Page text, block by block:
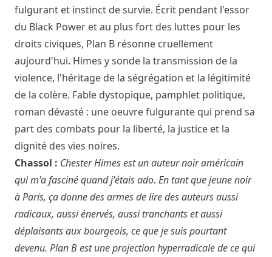
fulgurant et instinct de survie. Écrit pendant l'essor
du Black Power et au plus fort des luttes pour les
droits civiques, Plan B résonne cruellement
aujourd'hui. Himes y sonde la transmission de la
violence, l'héritage de la ségrégation et la légitimité
de la colère. Fable dystopique, pamphlet politique,
roman dévasté : une oeuvre fulgurante qui prend sa
part des combats pour la liberté, la justice et la
dignité des vies noires.
Chassol : Chester Himes est un auteur noir américain
qui m'a fasciné quand j'étais ado. En tant que jeune noir
à Paris, ça donne des armes de lire des auteurs aussi
radicaux, aussi énervés, aussi tranchants et aussi
déplaisants aux bourgeois, ce que je suis pourtant
devenu. Plan B est une projection hyperradicale de ce qui